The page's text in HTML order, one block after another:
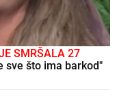
SMRŠALA 27
sve što ima barkod"